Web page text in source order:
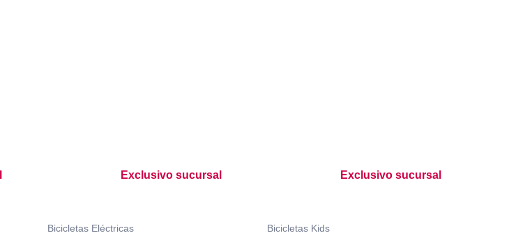
Exclusivo sucursal
Bicicletas Eléctricas
Exclusivo sucursal
Bicicletas Kids